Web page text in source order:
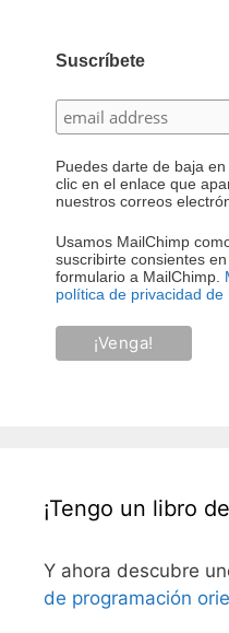
Suscríbete
Puedes darte de baja
clic en el enlace que
nuestros correos
Usamos MailChimp
suscribirte consientes
formulario a MailChimp.
política de privacidad de
¡Tengo un libro
Y ahora descubre
de programación